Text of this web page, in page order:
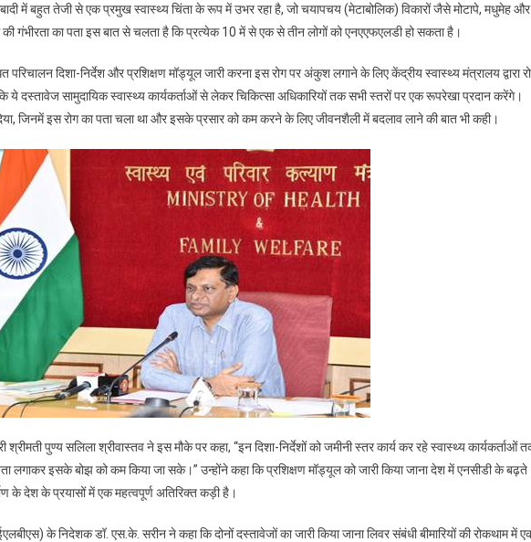
भारत
ने
को
एक
प्रमुख
रोग
के
मान्यता
देने
में
अग्रणी
भूमिका
निभाई
में बहुत तेजी से एक प्रमुख स्वास्थ्य चिंता के रूप में उभर रहा है, जो चयापचय (मेटाबोलिक) विकारों जैसे मोटापे, मधुमेह और
की गंभीरता का पता इस बात से चलता है कि प्रत्येक 10 में से एक से तीन लोगों को एनएएफएलडी हो सकता है।
परिचालन दिशा-निर्देश और प्रशिक्षण मॉड्यूल जारी करना इस रोग पर अंकुश लगाने के लिए केंद्रीय स्वास्थ्य मंत्रालय द्वारा
ये दस्तावेज सामुदायिक स्वास्थ्य कार्यकर्ताओं से लेकर चिकित्सा अधिकारियों तक सभी स्तरों पर एक रूपरेखा प्रदान करेंगे।
जिनमें इस रोग का पता चला था और इसके प्रसार को कम करने के लिए जीवनशैली में बदलाव लाने की बात भी कही।
श्रीमती पुण्य सलिला श्रीवास्तव ने इस मौके पर कहा, “इन दिशा-निर्देशों को जमीनी स्तर कार्य कर रहे स्वास्थ्य कार्यकर्ताओं
लगाकर इसके बोझ को कम किया जा सके।” उन्होंने कहा कि प्रशिक्षण मॉड्यूल को जारी किया जाना देश में एनसीडी के बढ़ते
के देश के प्रयासों में एक महत्वपूर्ण अतिरिक्त कड़ी है।
के निदेशक डॉ. एस.के. सरीन ने कहा कि दोनों दस्तावेजों का जारी किया जाना लिवर संबंधी बीमारियों की रोकथाम में